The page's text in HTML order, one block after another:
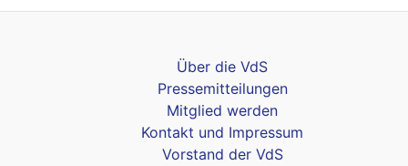
Über die VdS
Pressemitteilungen
Mitglied werden
Kontakt und Impressum
Vorstand der VdS